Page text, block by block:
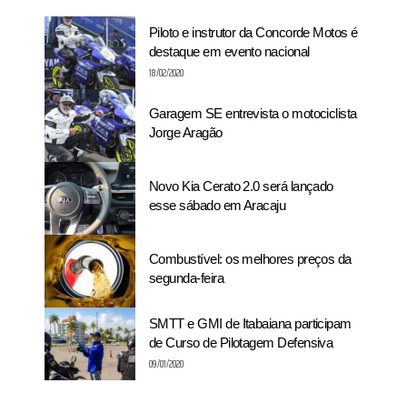
Piloto e instrutor da Concorde Motos é
destaque em evento nacional
18/02/2020
Garagem SE entrevista o motociclista
Jorge Aragão
Novo Kia Cerato 2.0 será lançado
esse sábado em Aracaju
Combustível: os melhores preços da
segunda-feira
SMTT e GMI de Itabaiana participam
de Curso de Pilotagem Defensiva
09/01/2020